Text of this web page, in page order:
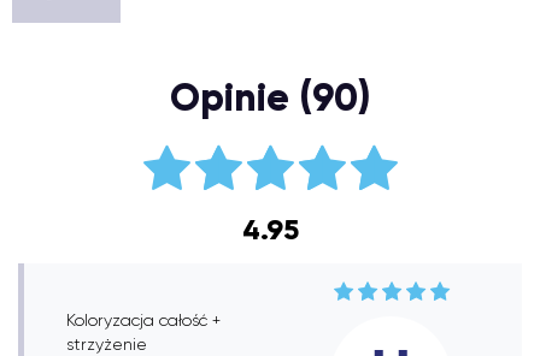
Opinie (90)
4.95
Koloryzacja całość +
strzyżenie